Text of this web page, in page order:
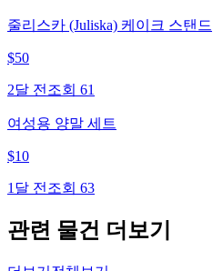
줄리스카 (Juliska) 케이크 스탠드
$50
2달 전 조회 61
여성용 양말 세트
$10
1달 전 조회 63
관련 물건 더보기